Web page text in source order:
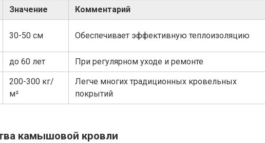
Значение Комментарий
30-50 см Обеспечивает эффективную теплоизоляцию
до 60 лет При регулярном уходе и ремонте
200-300 кг/
м²
Легче многих традиционных кровельных
покрытий
камышовой кровли